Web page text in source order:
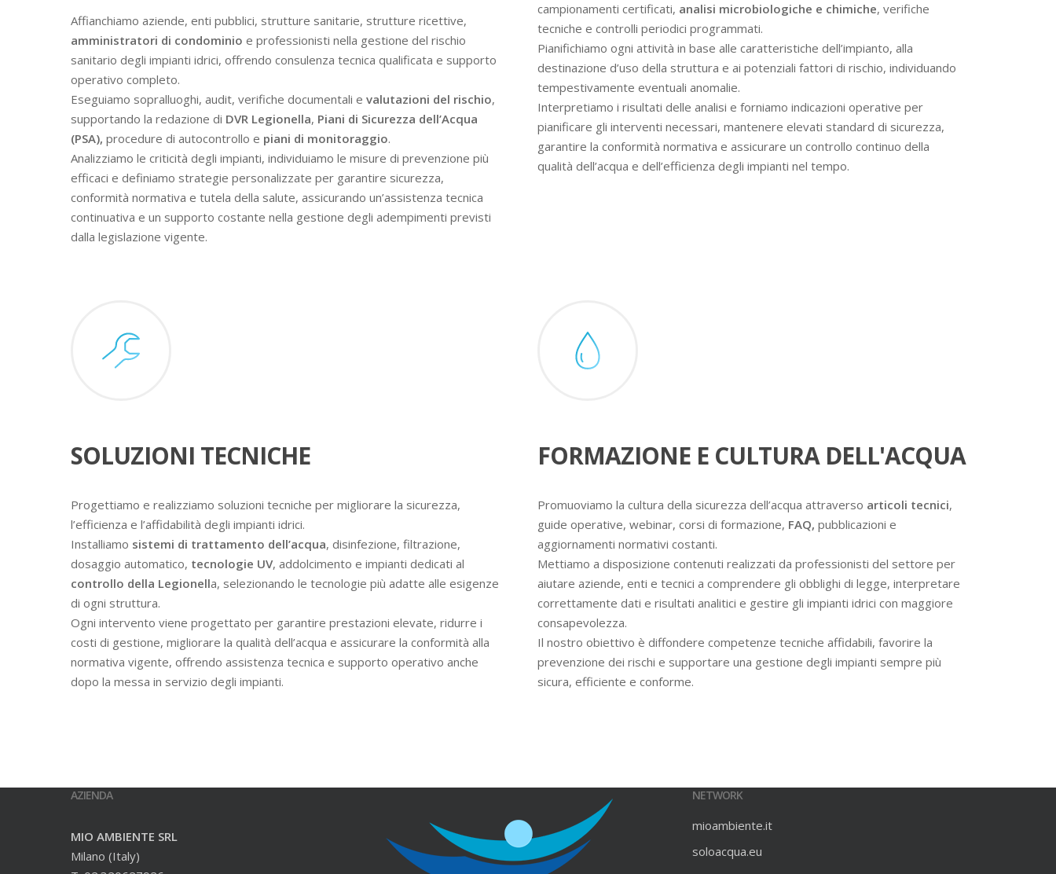
Affianchiamo aziende, enti pubblici, strutture sanitarie, strutture ricettive,
amministratori di condominio e professionisti nella gestione del rischio
sanitario degli impianti idrici, offrendo consulenza tecnica qualificata e supporto
operativo completo.
Eseguiamo sopralluoghi, audit, verifiche documentali evalutazioni del rischio,
supportando la redazione di DVR Legionella, Piani di Sicurezza dell’Acqua
(PSA), procedure di autocontrollo e piani di monitoraggio.
Analizziamo le criticità degli impianti, individuiamo le misure di prevenzione più
efficaci e definiamo strategie personalizzate per garantire sicurezza,
conformità normativa e tutela della salute, assicurando un’assistenza tecnica
continuativa e un supporto costante nella gestione degli adempimenti previsti
dalla legislazione vigente.
campionamenti certificati, analisi microbiologiche e chimiche, verifiche
tecniche e controlli periodici programmati.
Pianifichiamo ogni attività in base alle caratteristiche dell’impianto, alla
destinazione d’uso della struttura e ai potenziali fattori di rischio, individuando
tempestivamente eventuali anomalie.
Interpretiamo i risultati delle analisi e forniamo indicazioni operative per
pianificare gli interventi necessari, mantenere elevati standard di sicurezza,
garantire la conformità normativa e assicurare un controllo continuo della
qualità dell’acqua e dell’efficienza degli impianti nel tempo.
SOLUZIONI TECNICHE
Progettiamo e realizziamo soluzioni tecniche per migliorare la sicurezza,
l’efficienza e l’affidabilità degli impianti idrici.
Installiamo sistemi di trattamento dell’acqua, disinfezione, filtrazione,
dosaggio automatico, tecnologie UV, addolcimento e impianti dedicati al
controllo della Legionella, selezionando le tecnologie più adatte alle esigenze
di ogni struttura.
Ogni intervento viene progettato per garantire prestazioni elevate, ridurre i
costi di gestione, migliorare la qualità dell’acqua e assicurare la conformità alla
normativa vigente, offrendo assistenza tecnica e supporto operativo anche
dopo la messa in servizio degli impianti.
FORMAZIONE E CULTURA DELL'ACQUA
Promuoviamo la cultura della sicurezza dell’acqua attraverso articoli tecnici,
guide operative, webinar, corsi di formazione, FAQ, pubblicazioni e
aggiornamenti normativi costanti.
Mettiamo a disposizione contenuti realizzati da professionisti del settore per
aiutare aziende, enti e tecnici a comprendere gli obblighi di legge, interpretare
correttamente dati e risultati analitici e gestire gli impianti idrici con maggiore
consapevolezza.
Il nostro obiettivo è diffondere competenze tecniche affidabili, favorire la
prevenzione dei rischi e supportare una gestione degli impianti sempre più
sicura, efficiente e conforme.
AZIENDA
MIO AMBIENTE SRL
Milano (Italy)
NETWORK
mioambiente.it
soloacqua.eu